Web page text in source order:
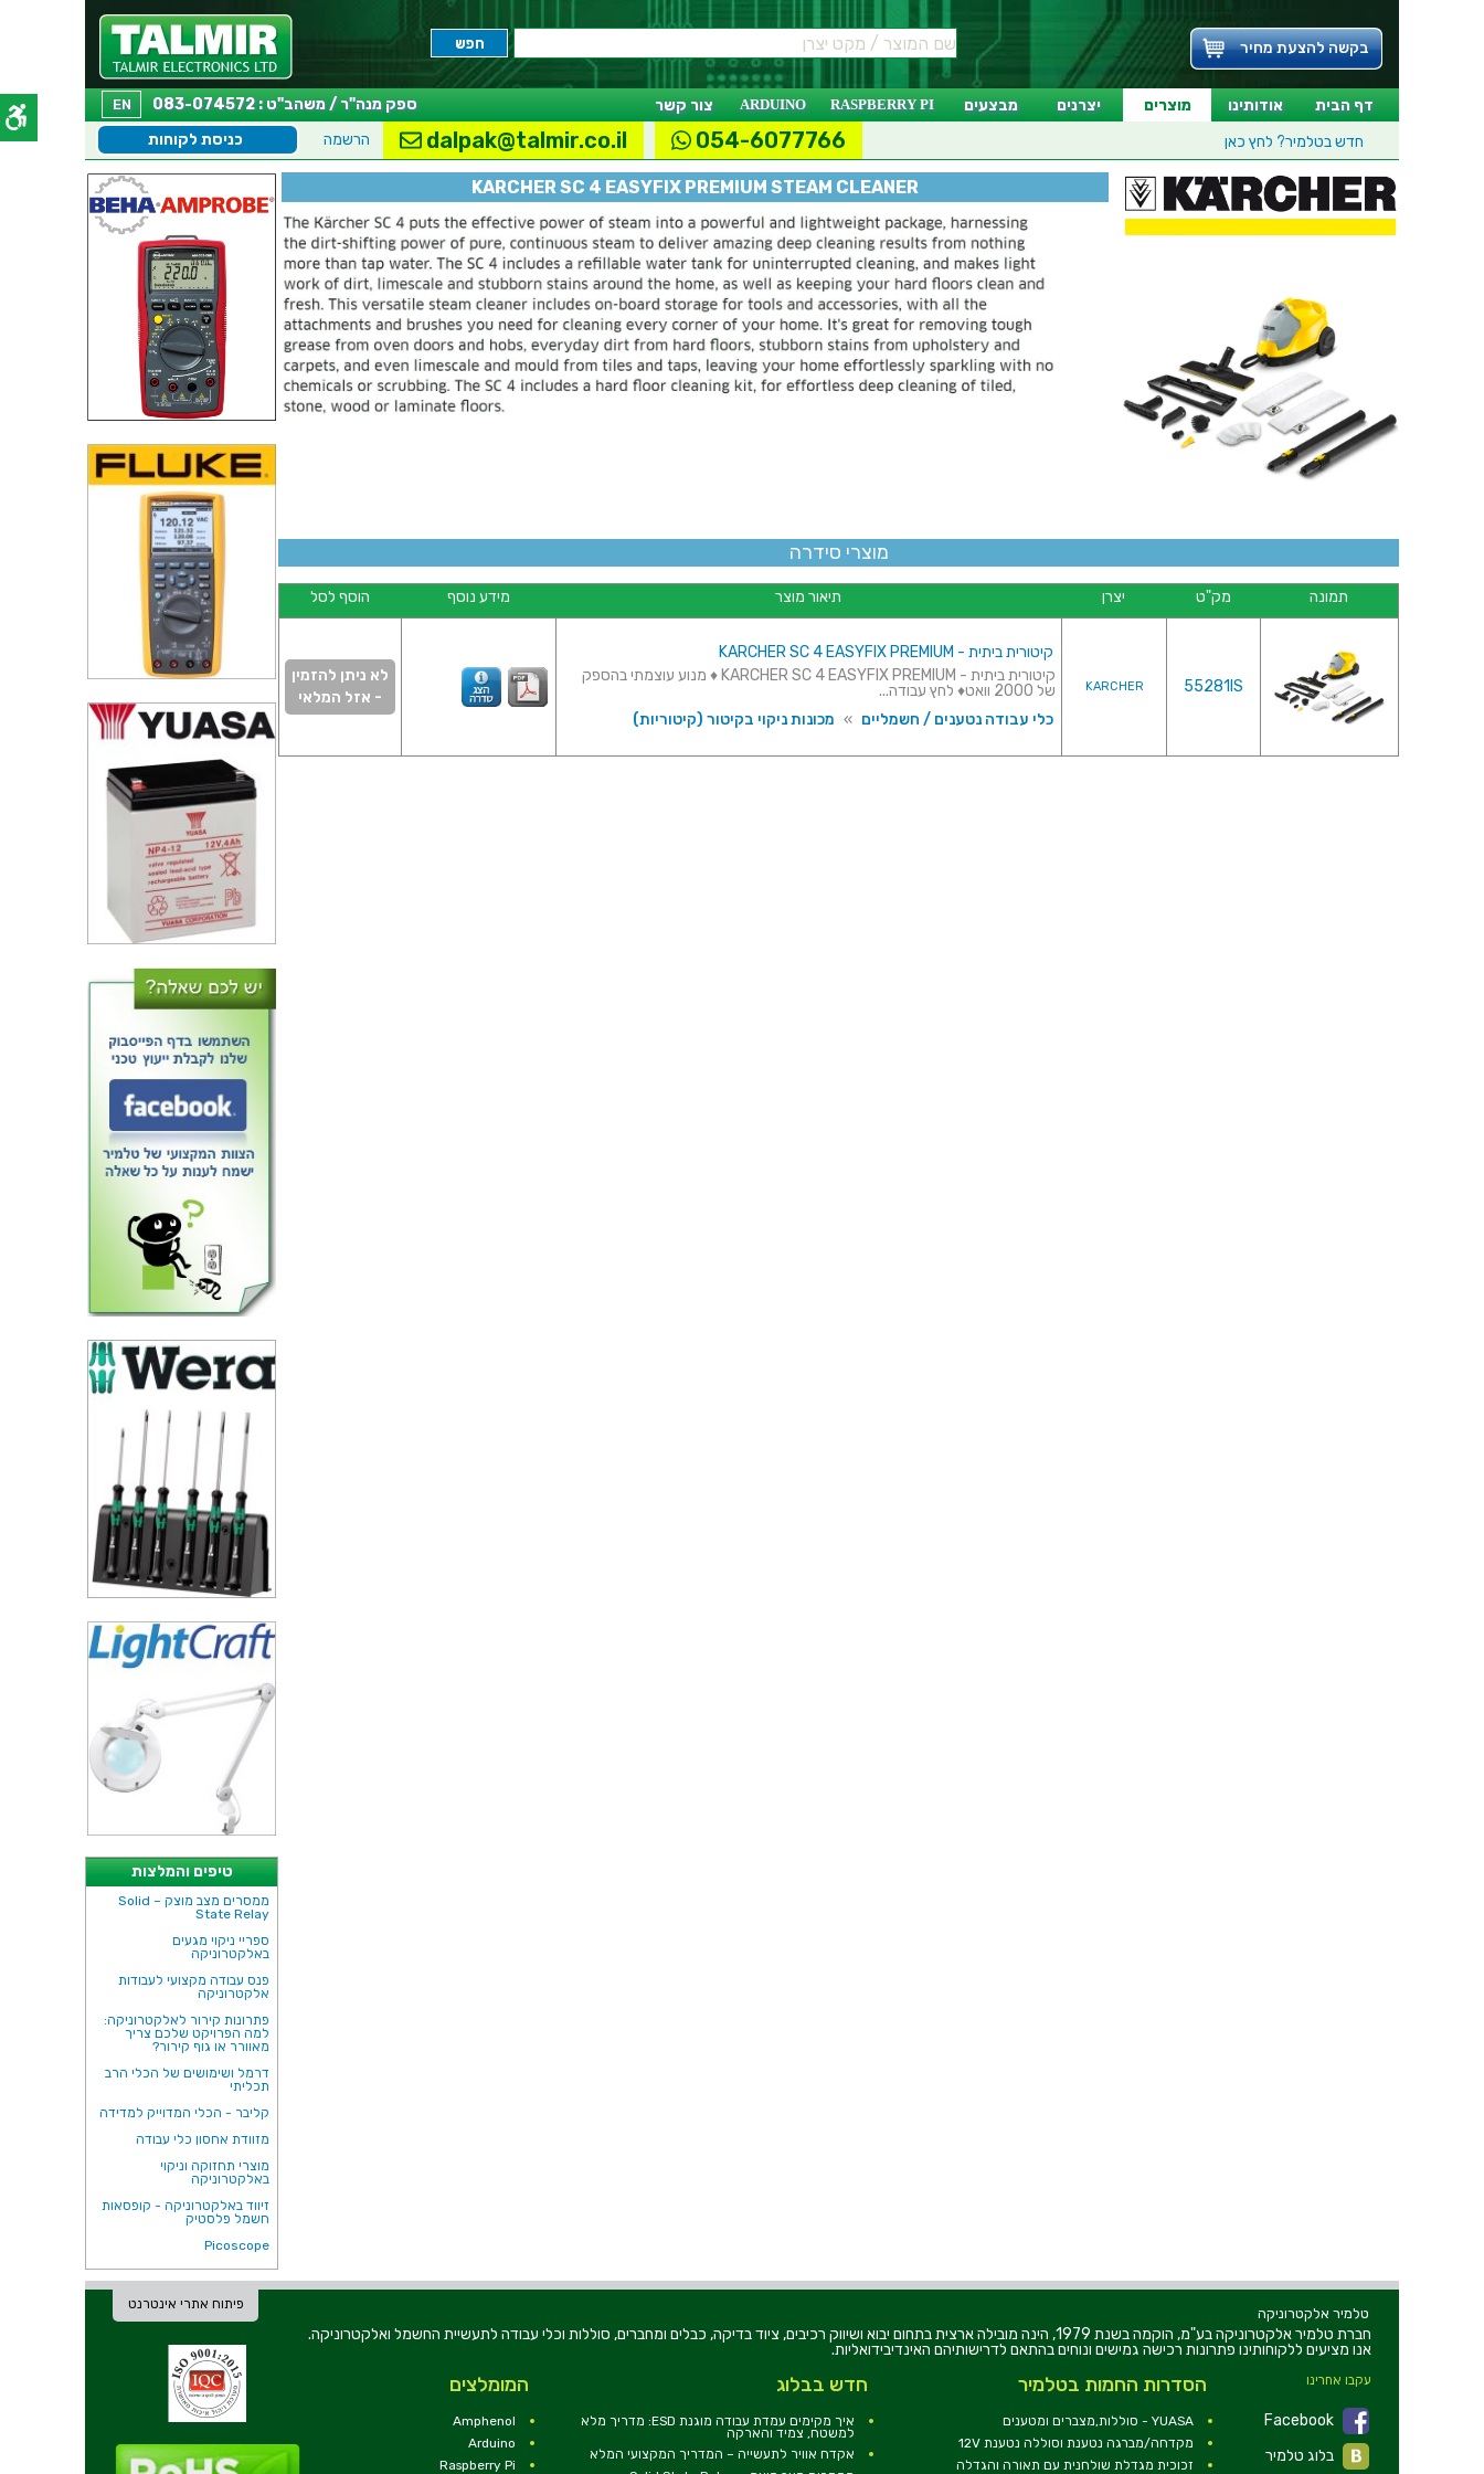
בקשה להצעת מחיר
דף הבית אודותינו מוצרים יצרנים מבצעים RASPBERRY PI
ARDUINO צור קשר EN
ספק מנה"ר / משהב"ט : 083-074572
חדש בטלמיר? לחץ כאן כניסת לקוחות הרשמה dalpak@talmir.co.il 054-6077766
טיפים והמלצות
ממסרים מצב מוצק – Solid
State Relay
ספריי ניקוי מגעים
באלקטרוניקה
פנס עבודה מקצועי לעבודות
אלקטרוניקה
פתרונות קירור לאלקטרוניקה:
למה הפרויקט שלכם צריך
מאוורר או גוף קירור?
דרמל ושימושים של הכלי הרב
תכליתי
קליבר - הכלי המדוייק למדידה
מזוודת אחסון כלי עבודה
מוצרי תחזוקה וניקוי
באלקטרוניקה
זיווד באלקטרוניקה - קופסאות
חשמל פלסטיק
Picoscope
KARCHER SC 4 EASYFIX PREMIUM STEAM CLEANER
מוצרי סידרה
תמונה מק"ט יצרן תיאור מוצר מידע נוסף הוסף לסל
55281IS
KARCHER
קיטורית ביתית - KARCHER SC 4 EASYFIX PREMIUM
קיטורית ביתית - KARCHER SC 4 EASYFIX PREMIUM ♦ מנוע עוצמתי בהספק
של 2000 וואט♦ לחץ עבודה...
כלי עבודה נטענים / חשמליים » מכונות ניקוי בקיטור (קיטוריות)
לא ניתן להזמין
- אזל המלאי
פיתוח אתרי אינטרנט
טלמיר אלקטרוניקה
חברת טלמיר אלקטרוניקה בע"מ, הוקמה בשנת 1979, הינה מובילה ארצית בתחום יבוא ושיווק רכיבים, ציוד בדיקה, כבלים ומחברים, סוללות וכלי עבודה לתעשיית החשמל ואלקטרוניקה.
אנו מציעים ללקוחותינו פתרונות רכישה גמישים ונוחים בהתאם לדרישותיהם האינדיבידואליות.
עקבו אחרינו
Facebook
המומלצים
Amphenol
Arduino
Raspberry Pi
חדש בבלוג
איך מקימים עמדת עבודה מוגנת ESD: מדריך מלא
למשטח, צמיד והארקה
אקדח אוויר לתעשייה – המדריך המקצועי המלא
הסדרות החמות בטלמיר
YUASA - סוללות,מצברים ומטענים
מקדחה/מברגה נטענת וסוללה נטענת 12V
זכוכית מגדלת שולחנית עם תאורה והגדלה